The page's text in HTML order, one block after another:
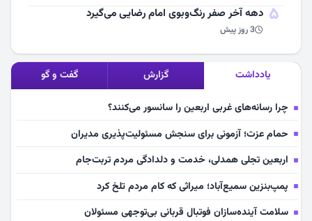
5 دهه آخر صفر رنگ‌وبوی امام رضایی می‌گیرد
3 روز پیش
یادداشت گزارش گفت و گو
چرا رسانه‌های غربی اربعین را سانسور می‌کنند؟
حمام عزت؛ آزمونی برای سنجش مسئولیت‌پذیری مدیران
اربعین تجلی همدلی، خدمت و دلدادگی مردم تربت‌جام
پمپ‌بنزین سمیع‌آباد؛ میراثی که کام مردم تلخ کرد
سلامت آینده‌سازان فوتبال قربانی بی‌توجهی مسئولان